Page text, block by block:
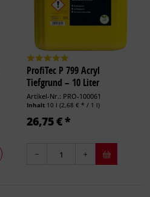
ProfiTec P 799 Acryl
Tiefgrund – 10 Liter
Artikel-Nr.: PRO-100061
Inhalt 10 l(2,68 € * / 1 l)
26,75 € *